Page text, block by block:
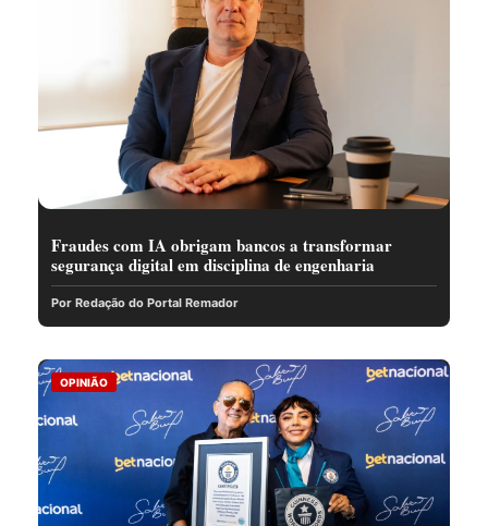
Fraudes com IA obrigam bancos a transformar
segurança digital em disciplina de engenharia
Por Redação do Portal Remador
OPINIÃO